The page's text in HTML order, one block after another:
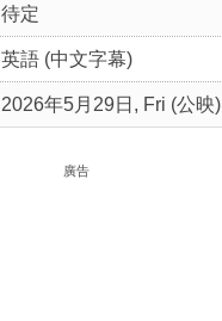
待定
英語 (中文字幕)
2026年5月29日, Fri (公映)
廣告